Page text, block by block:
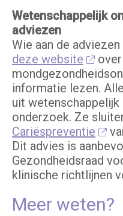
Wetenschappelijk
adviezen
Wie aan de
deze website
over
informatie lezen.
uit
onderzoek. Ze
Cariëspreventie
Dit advies is
Gezondheidsraad
klinische richtlijnen
Meer weten?